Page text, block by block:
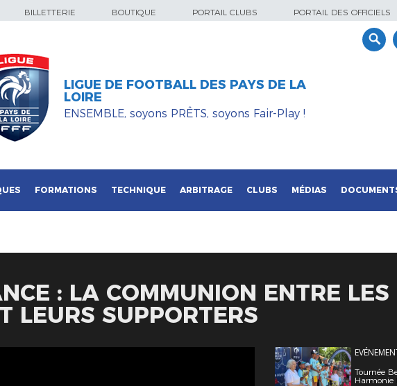
BILLETTERIE BOUTIQUE PORTAIL CLUBS PORTAIL DES OFFICIELS
LIGUE DE FOOTBALL DES PAYS DE LA
LOIRE
ENSEMBLE, soyons PRÊTS, soyons Fair-Play !
FORMATIONS TECHNIQUE ARBITRAGE CLUBS MÉDIAS
: LA COMMUNION ENTRE LES
LEURS SUPPORTERS
Tournée
Harmonie